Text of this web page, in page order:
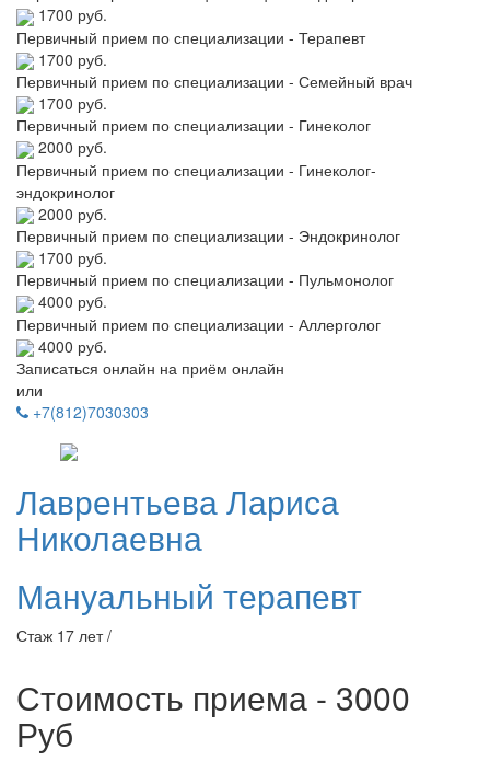
1700 руб.
Первичный прием по специализации - Терапевт
1700 руб.
Первичный прием по специализации - Семейный врач
1700 руб.
Первичный прием по специализации - Гинеколог
2000 руб.
Первичный прием по специализации - Гинеколог-
эндокринолог
2000 руб.
Первичный прием по специализации - Эндокринолог
1700 руб.
Первичный прием по специализации - Пульмонолог
4000 руб.
Первичный прием по специализации - Аллерголог
4000 руб.
Записаться онлайн на приём онлайн
или
+7(812)7030303
ЛаврентьеваЛариса
Николаевна
Мануальный терапевт
Стаж 17 лет /
Стоимость приема - 3000
Руб